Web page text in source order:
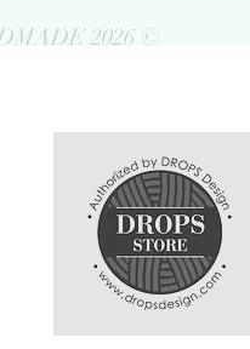
2026 ©